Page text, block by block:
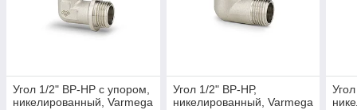
Угол 1/2" ВР-НР с упором,
никелированный, Varmega
Угол 1/2" ВР-НР,
никелированный, Varmega